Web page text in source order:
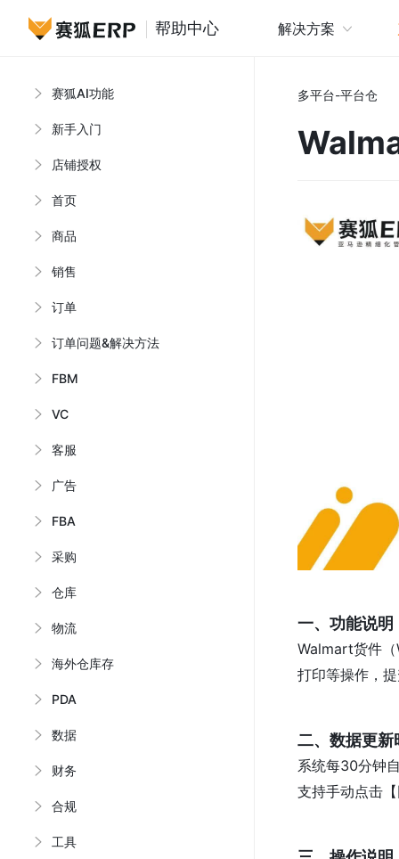
帮助中心 解决方案
多平台-平台仓
一、功能说明
Walmart货件（
打印等操作，
二、数据更新
系统每30分钟
支持手动点击
赛狐AI功能
新手入门
店铺授权
首页
商品
销售
订单
订单问题&解决方法
FBM
VC
客服
广告
FBA
采购
仓库
物流
海外仓库存
PDA
数据
财务
合规
工具